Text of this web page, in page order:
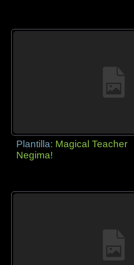
Plantilla: Magical Teacher
Negima!